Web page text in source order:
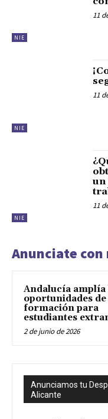
NIE
11
NIE
11
NIE
un
11
Anunciate
Andalucía amplía
oportunidades de
formación para
estudiantes
2 de junio de 2026
Anunciamos tu
Alicante